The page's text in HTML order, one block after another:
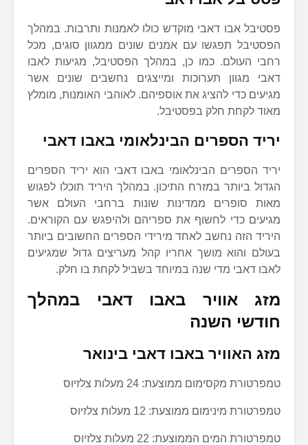
פסטיבל אבו דאבי מוקדש כולו לאמנות ותרבות. במהלך
הפסטיבל תפגשו עם אמנים שונים ממגוון סוגים, מכל
רחבי העולם. כמו כן, במהלך הפסטיבל, מגיעות לאבו
דאבי מגוון תערוכות ומייצגים נחשבים שונים אשר
מגיעים כדי להציג את אוספיהם. לאוהבי האומנות, מומלץ
מאוד לקחת חלק בפסטיבל.
יריד הספרים הבינלאומי באבו דאבי
יריד הספרים הבינלאומי באבו דאבי הוא יריד הספרים
הגדול ביותר במזרח התיכון. במהלך היריד תוכלו לפגוש
מאות סופרים ממדינות שונות ברחבי העולם אשר
מגיעים כדי לחשוף את ספריהם ולהיפגש עם הקוראים.
היריד הזה נחשב לאחד מירידי הספרים החשובים ביותר
בעולם והוא מושך אחריו קהל מעריצים גדול שמגיעים
לאבו דאבי מדי שנה במיוחד בשביל לקחת בו חלק.
מזג אוויר באבו דאבי במהלך
חודשי השנה
מזג האוויר באבו דאבי בינואר
טמפרטורת מקסימום ממוצעת: 24 מעלות צלזיוס
טמפרטורת מינימום ממוצעת: 12 מעלות צלזיוס
טמפרטורת המים הממוצעת: 22 מעלות צלזיוס